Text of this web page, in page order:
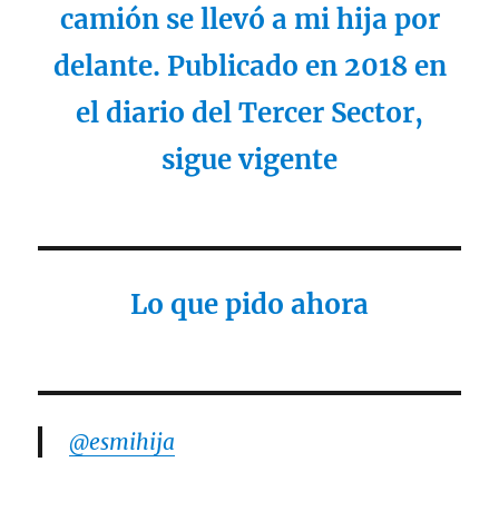
camión se llevó a mi hija por
delante. Publicado en 2018 en
el diario del Tercer Sector,
sigue vigente
Lo que pido ahora
@esmihija